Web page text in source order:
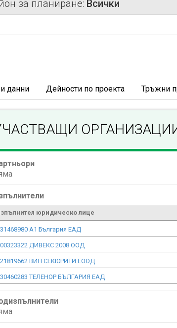
за планиране: Всички
данни Дейности по проекта Тръжни
юридическо лице
А1 България ЕАД
ДИВЕКС 2008 ООД
ВИП СЕКЮРИТИ ЕООД
ТЕЛЕНОР БЪЛГАРИЯ ЕАД